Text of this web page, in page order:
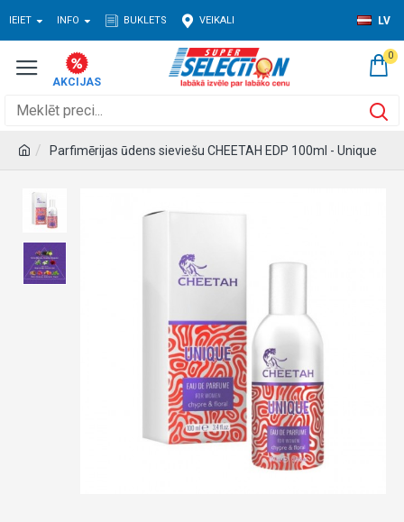
IEIET INFO BUKLETS VEIKALI LV
0
Parfimērijas ūdens sieviešu CHEETAH EDP 100ml - Unique